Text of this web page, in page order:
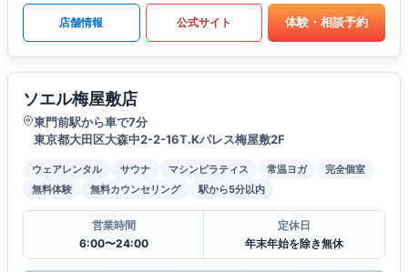
店舗情報 公式サイト 体験・相談予約
ソエル梅屋敷店
東門前駅から車で7分
東京都大田区大森中2-2-16T.Kパレス梅屋敷2F
ウェアレンタル サウナ マシンピラティス 常温ヨガ
完全個室
無料体験
無料カウンセリング 駅から5分以内
営業時間
6:00〜24:00
定休日
年末年始を除き無休